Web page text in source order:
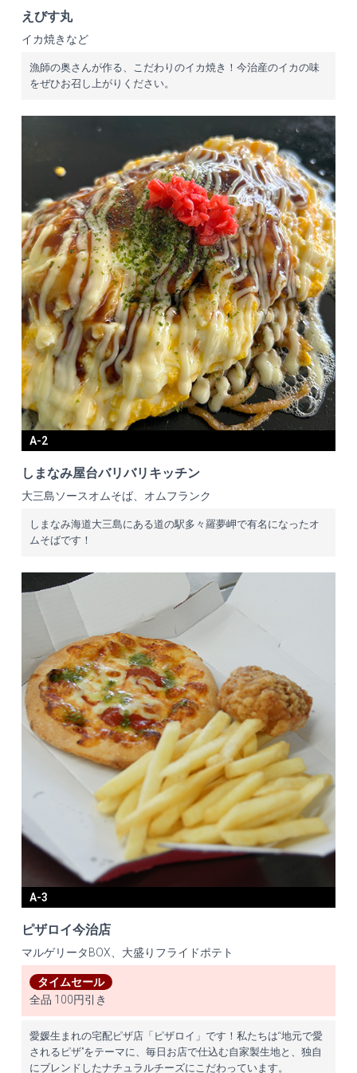
えびす丸
イカ焼きなど
漁師の奥さんが作る、こだわりのイカ焼き！今治産のイカの味
をぜひお召し上がりください。
A-2
しまなみ屋台バリバリキッチン
大三島ソースオムそば、オムフランク
しまなみ海道大三島にある道の駅多々羅夢岬で有名になったオ
ムそばです！
A-3
ピザロイ今治店
マルゲリータBOX、大盛りフライドポテト
タイムセール
全品 100円引き
愛媛生まれの宅配ピザ店「ピザロイ」です！私たちは“地元で愛
されるピザ”をテーマに、毎日お店で仕込む自家製生地と、独自
にブレンドしたナチュラルチーズにこだわっています。